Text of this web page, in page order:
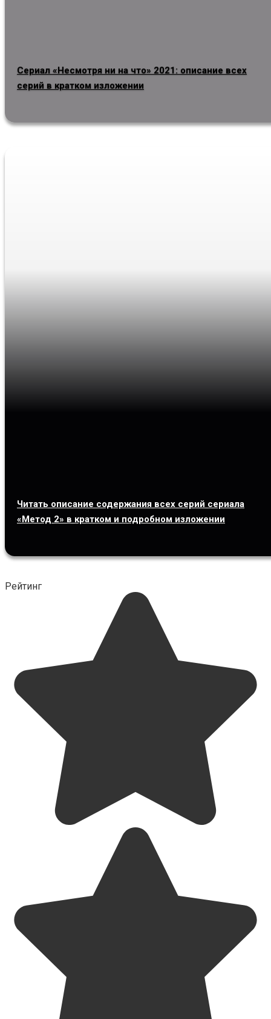
Сериал «Несмотря ни на что» 2021: описание всех
серий в кратком изложении
Читать описание содержания всех серий сериала
«Метод 2» в кратком и подробном изложении
Рейтинг